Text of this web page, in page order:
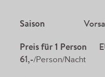
Saison
Preis für 1 Person
61,-/Person/Nacht